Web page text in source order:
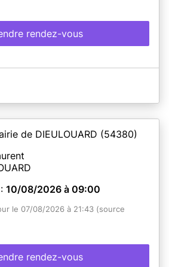
rendez-vous
de DIEULOUARD (54380)
10/08/2026 à 09:00
le 07/08/2026 à 21:43 (source
rendez-vous